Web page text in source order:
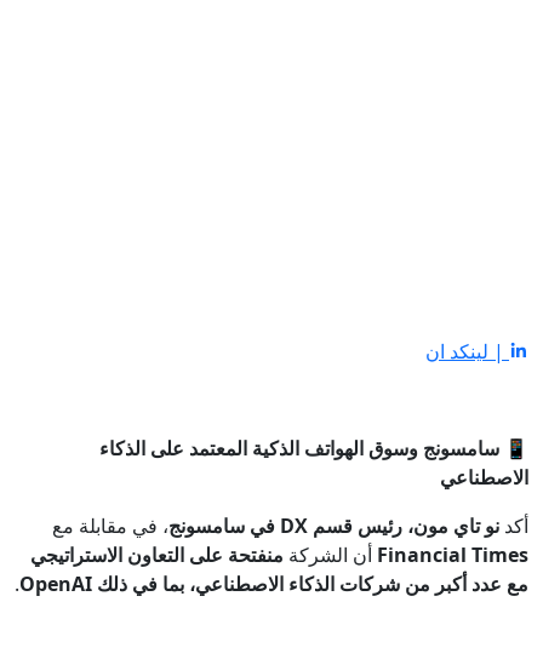
| لينكد ان
📱 سامسونج وسوق الهواتف الذكية المعتمد على الذكاء
الاصطناعي
أكد نو تاي مون، رئيس قسم DX في سامسونج
، في مقابلة مع
Financial Times أن الشركة منفتحة على التعاون الاستراتيجي
مع عدد أكبر من شركات الذكاء الاصطناعي، بما في ذلك OpenAI
.